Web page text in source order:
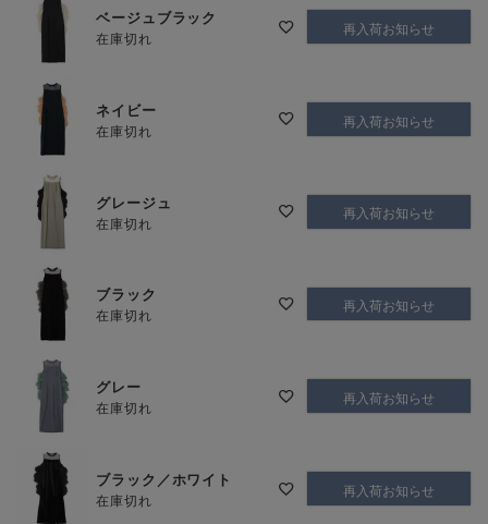
ベージュブラック
在庫切れ 再入荷お知らせ
ネイビー
在庫切れ 再入荷お知らせ
グレージュ
在庫切れ 再入荷お知らせ
ブラック
在庫切れ 再入荷お知らせ
グレー
在庫切れ 再入荷お知らせ
ブラック／ホワイト
在庫切れ 再入荷お知らせ